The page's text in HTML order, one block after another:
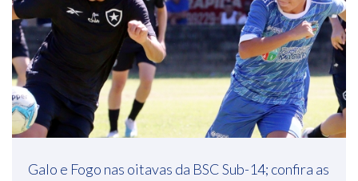
Galo e Fogo nas oitavas da BSC Sub-14; confira as